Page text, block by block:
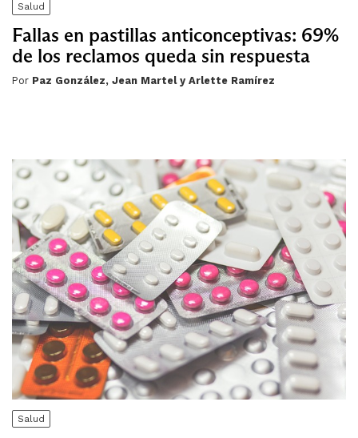
Salud
Fallas en pastillas anticonceptivas: 69%
de los reclamos queda sin respuesta
Por Paz González, Jean Martel y Arlette Ramírez
Salud